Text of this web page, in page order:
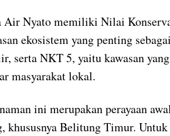
Air Nyato memiliki Nilai
ekosistem yang penting
serta NKT 5, yaitu kawasan
masyarakat lokal.
ini merupakan perayaan
khususnya Belitung Timur.